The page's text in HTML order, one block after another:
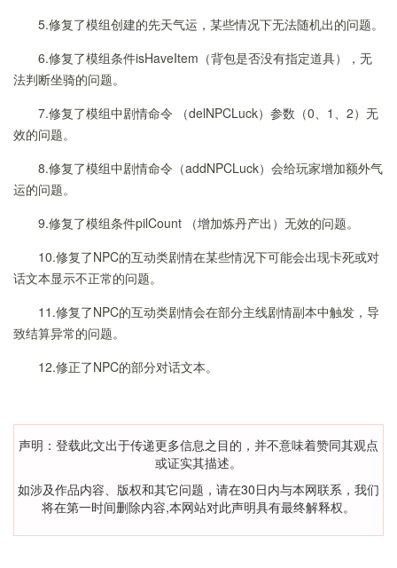
5.修复了模组创建的先天气运，某些情况下无法随机出的问题。
6.修复了模组条件isHaveItem（背包是否没有指定道具），无
法判断坐骑的问题。
7.修复了模组中剧情命令 （delNPCLuck）参数（0、1、2）无
效的问题。
8.修复了模组中剧情命令（addNPCLuck）会给玩家增加额外气
运的问题。
9.修复了模组条件pilCount （增加炼丹产出）无效的问题。
10.修复了NPC的互动类剧情在某些情况下可能会出现卡死或对
话文本显示不正常的问题。
11.修复了NPC的互动类剧情会在部分主线剧情副本中触发，导
致结算异常的问题。
12.修正了NPC的部分对话文本。
声明：登载此文出于传递更多信息之目的，并不意味着赞同其观点
或证实其描述。
如涉及作品内容、版权和其它问题，请在30日内与本网联系，我们
将在第一时间删除内容,本网站对此声明具有最终解释权。